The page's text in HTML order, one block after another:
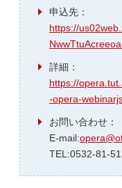
申込先：
https://
詳細：
https://
-opera-
お問い合わせ：
E-mail:
TEL:0532-81-